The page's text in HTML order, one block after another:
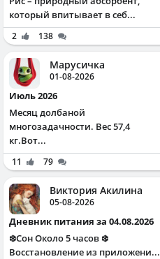
который впитывает в себ...
2 138
Марусичка
01-08-2026
Июль 2026
Месяц долбаной
многозадачности. Вес 57,4
кг.Вот...
11 79
Виктория Акилина
05-08-2026
Дневник питания за 04.08.2026
❄️Сон Около 5 часов ❄️
Восстановление из приложени...